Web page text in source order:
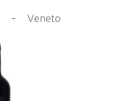
– Veneto